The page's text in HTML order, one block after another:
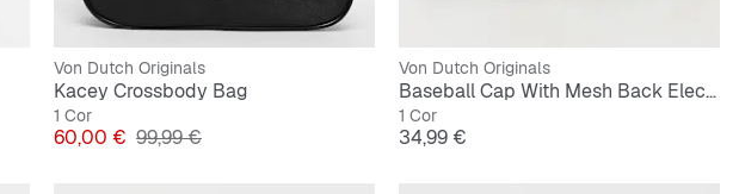
Von Dutch Originals
Kacey Crossbody Bag
1 Cor
Preço
60,00 € Preço original
99,99 €
Von Dutch Originals
Baseball Cap With Mesh Back Electric Road
1 Cor
Preço
34,99 €